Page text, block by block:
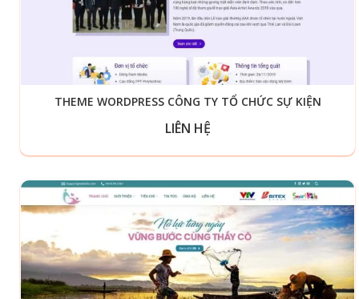
THEME WORDPRESS CÔNG TY TỔ CHỨC SỰ KIỆN
LIÊN HỆ